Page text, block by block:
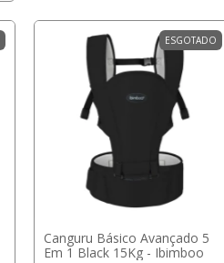
ESGOTADO
Canguru Básico Avançado 5
Em 1 Black 15Kg - Ibimboo